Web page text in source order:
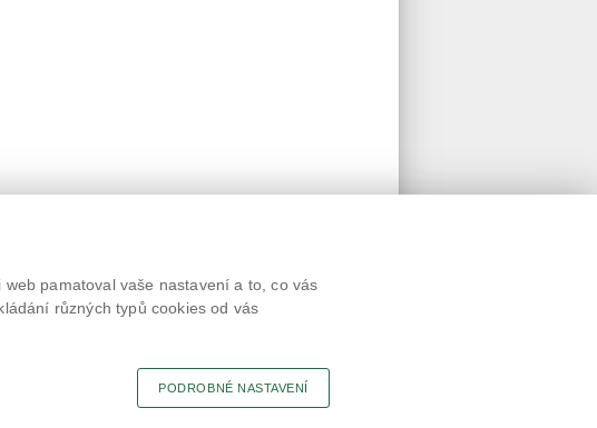
Připomínky
Tisk stránky
pamatoval vaše nastavení a to, co vás
různých typů cookies od vás
PODROBNÉ NASTAVENÍ